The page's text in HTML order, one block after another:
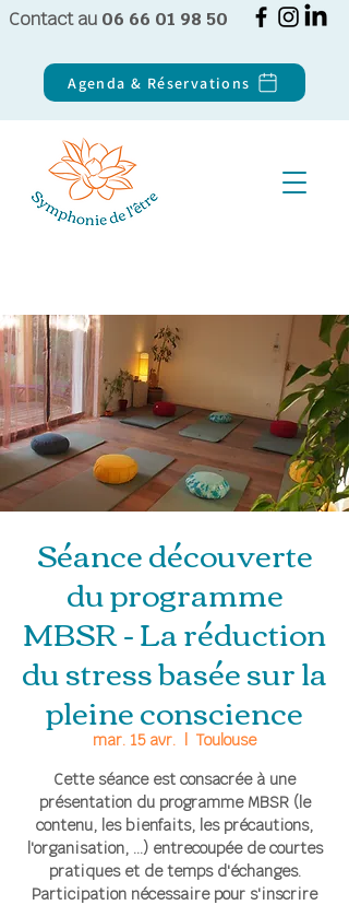
Contact au 06 66 01 98 50
Agenda & Réservations
Séance découverte
du programme
MBSR - La réduction
du stress basée sur la
pleine conscience
mar. 15 avr.
Toulouse
Cette séance est consacrée à une
présentation du programme MBSR (le
contenu, les bienfaits, les précautions,
l'organisation, ...) entrecoupée de courtes
pratiques et de temps d'échanges.
Participation nécessaire pour s'inscrire